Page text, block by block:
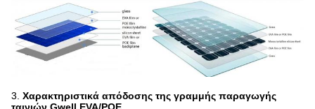
3. Χαρακτηριστικά απόδοσης της γραμμής παραγωγής